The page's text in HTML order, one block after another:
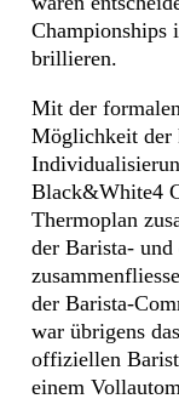
Championships
brillieren.
Mit der
Möglichkeit der
Black&White4
Thermoplan
der Barista-
der Barista-
war übrigens
offiziellen
einem